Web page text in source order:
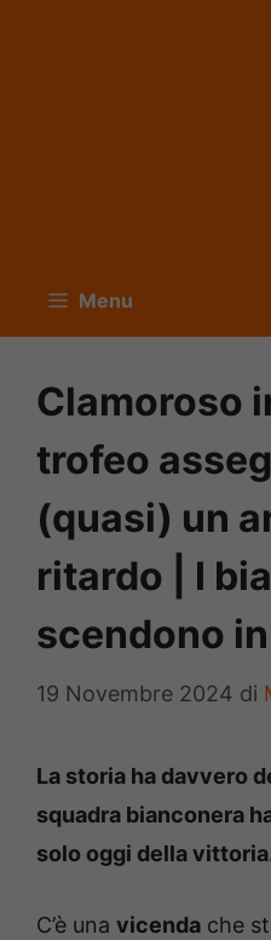
Menu
Clamoroso
trofeo
(quasi) un
ritardo | I
scendono
19 Novembre 2024 di
La storia ha davvero
squadra bianconera
solo oggi della
C’è una vicenda che